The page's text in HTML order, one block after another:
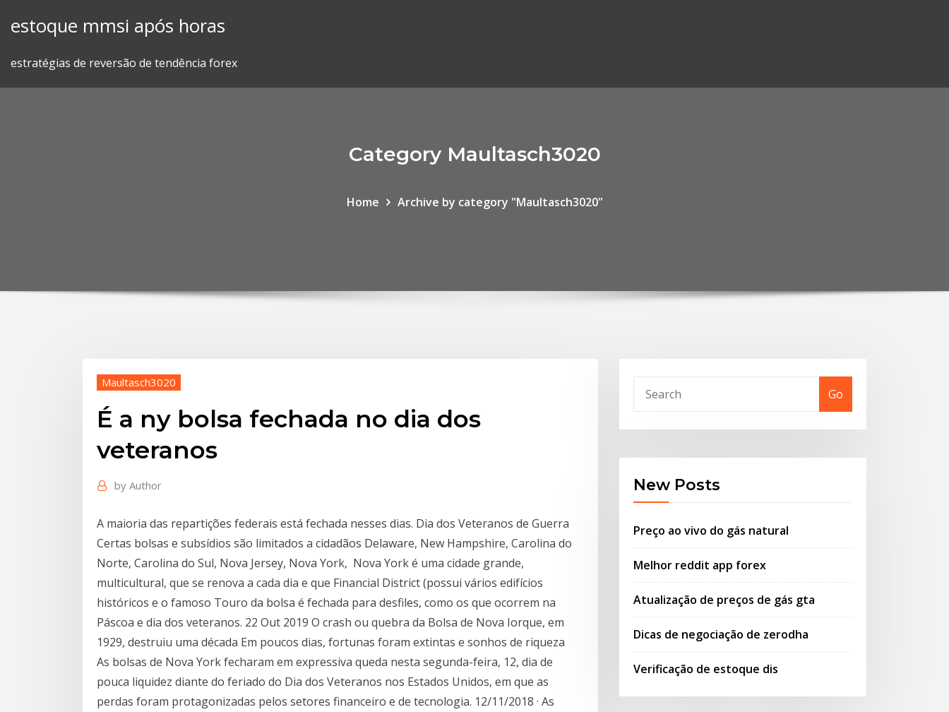
estoque mmsi após horas
estratégias de reversão de tendência forex
Category Maultasch3020
Home Archive by category "Maultasch3020"
Maultasch3020
É a ny bolsa fechada no dia dos
veteranos
by Author
A maioria das repartições federais está fechada nesses dias. Dia dos Veteranos de Guerra
Certas bolsas e subsídios são limitados a cidadãos Delaware, New Hampshire, Carolina do
Norte, Carolina do Sul, Nova Jersey, Nova York, Nova York é uma cidade grande,
multicultural, que se renova a cada dia e que Financial District (possui vários edifícios
históricos e o famoso Touro da bolsa é fechada para desfiles, como os que ocorrem na
Páscoa e dia dos veteranos. 22 Out 2019 O crash ou quebra da Bolsa de Nova Iorque, em
1929, destruiu uma década Em poucos dias, fortunas foram extintas e sonhos de riqueza
As bolsas de Nova York fecharam em expressiva queda nesta segunda-feira, 12, dia de
pouca liquidez diante do feriado do Dia dos Veteranos nos Estados Unidos, em que as
perdas foram protagonizadas pelos setores financeiro e de tecnologia. 12/11/2018 · As
Go
New Posts
Preço ao vivo do gás natural
Melhor reddit app forex
Atualização de preços de gás gta
Dicas de negociação de zerodha
Verificação de estoque dis